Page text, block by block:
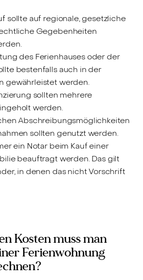
sollte auf regionale, gesetzliche
Gegebenheiten
des Ferienhauses oder der
bestenfalls auch in der
gewährleistet werden.
sollten mehrere
werden.
Abschreibungsmöglichkeiten
sollten genutzt werden.
ein Notar beim Kauf einer
beauftragt werden. Das gilt
in denen das nicht Vorschrift
Kosten muss man
Ferienwohnung